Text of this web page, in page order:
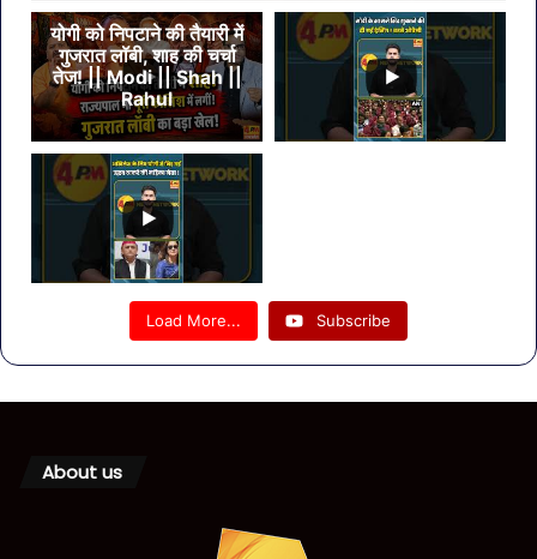
योगी को निपटाने की तैयारी में
गुजरात लॉबी, शाह की चर्चा
तेज! || Modi || Shah ||
Rahul
Load More... Subscribe
About us